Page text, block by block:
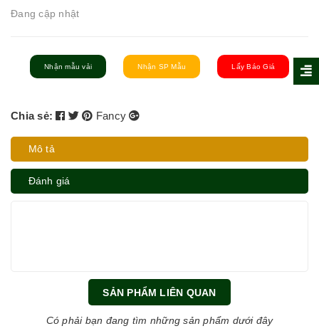
Đang cập nhật
Nhận mẫu vải Nhận SP Mẫu Lấy Báo Giá
Chia sẻ: Fancy
Mô tả
Đánh giá
SẢN PHẨM LIÊN QUAN
Có phải bạn đang tìm những sản phẩm dưới đây